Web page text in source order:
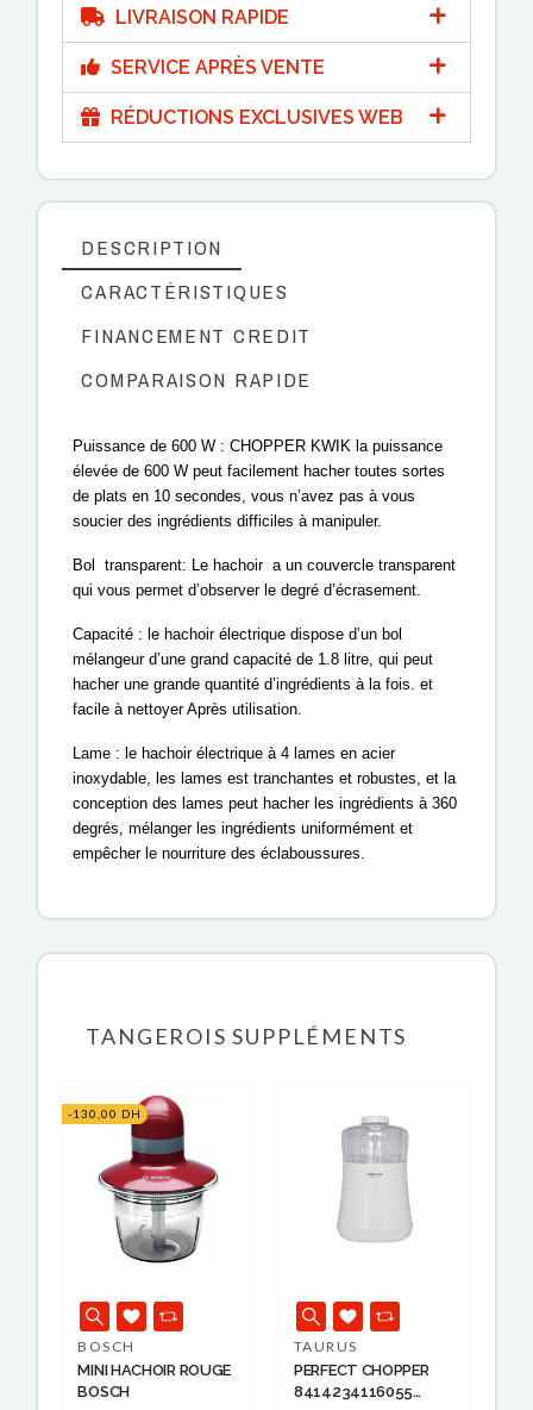
LIVRAISON RAPIDE
SERVICE APRÈS VENTE
RÉDUCTIONS EXCLUSIVES WEB
DESCRIPTION
CARACTÉRISTIQUES
FINANCEMENT CREDIT
COMPARAISON RAPIDE
Puissance de 600 W : CHOPPER KWIK la puissance
élevée de 600 W peut facilement hacher toutes sortes
de plats en 10 secondes, vous n’avez pas à vous
soucier des ingrédients difficiles à manipuler.
Bol  transparent: Le hachoir  a un couvercle transparent
qui vous permet d’observer le degré d’écrasement.
Capacité : le hachoir électrique dispose d’un bol
mélangeur d’une grand capacité de 1.8 litre, qui peut
hacher une grande quantité d’ingrédients à la fois. et
facile à nettoyer Après utilisation.
Lame : le hachoir électrique à 4 lames en acier
inoxydable, les lames est tranchantes et robustes, et la
conception des lames peut hacher les ingrédients à 360
degrés, mélanger les ingrédients uniformément et
empêcher le nourriture des éclaboussures.
TANGEROIS SUPPLÉMENTS
-130,00 DH
BOSCH
MINI HACHOIR ROUGE
BOSCH
TAURUS
PERFECT CHOPPER
8414234116055